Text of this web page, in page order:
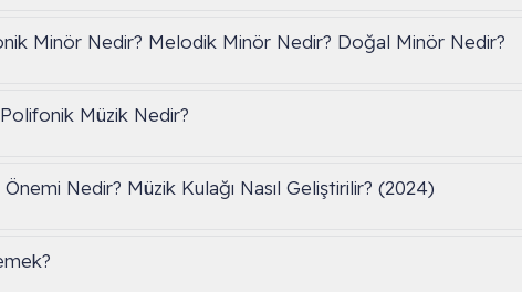
Minör Nedir? Melodik Minör Nedir? Doğal Minör Nedir?
Müzik Nedir?
Önemi Nedir? Müzik Kulağı Nasıl Geliştirilir? (2024)